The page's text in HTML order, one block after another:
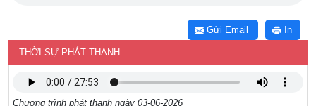
In
Gửi Email
THỜI SỰ PHÁT THANH
Chương trình phát thanh ngày 03-06-2026